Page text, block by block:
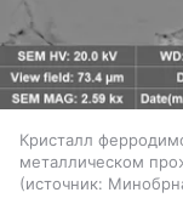
Кристалл
металлическом
источник: